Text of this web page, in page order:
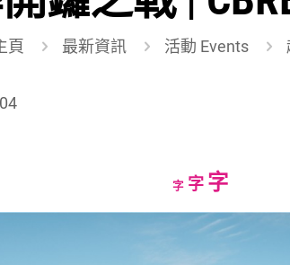
頁 最新資訊 活動 Events
字Decrease
字Reset
size.
字
font
size.